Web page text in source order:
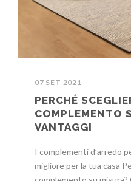
07 SET 2021
PERCHÉ
COMPLEMENTO
VANTAGGI
I complementi d’arredo
migliore per la tua casa